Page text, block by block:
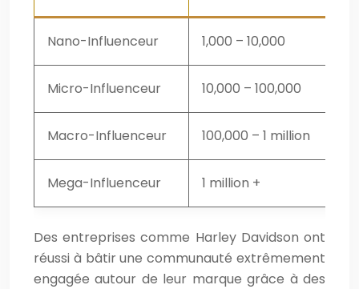
Nano-Influenceur 1,000 – 10,000
Micro-Influenceur 10,000 – 100,000
Macro-Influenceur 100,000 – 1 million
Mega-Influenceur 1 million +
Des entreprises comme Harley Davidson ont
réussi à bâtir une communauté extrêmement
engagée autour de leur marque grâce à des